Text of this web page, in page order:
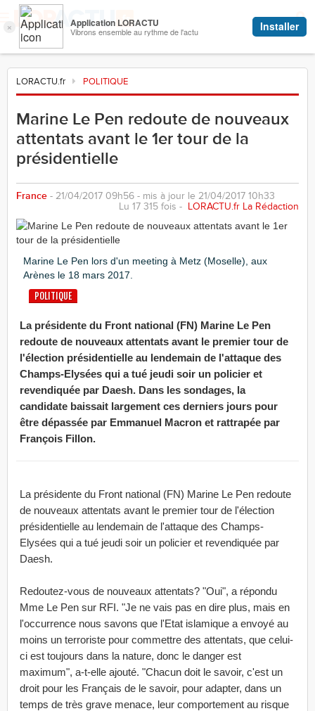
LORACTU.fr POLITIQUE
Marine Le Pen redoute de nouveaux
attentats avant le 1er tour de la
présidentielle
France - 21/04/2017 09h56 - mis à jour le 21/04/2017 10h33
Lu 17 315 fois - LORACTU.fr La Rédaction
POLITIQUE
Marine Le Pen lors d'un meeting à Metz (Moselle), aux
Arènes le 18 mars 2017.
La présidente du Front national (FN) Marine Le Pen
redoute de nouveaux attentats avant le premier tour de
l'élection présidentielle au lendemain de l'attaque des
Champs-Elysées qui a tué jeudi soir un policier et
revendiquée par Daesh. Dans les sondages, la
candidate baissait largement ces derniers jours pour
être dépassée par Emmanuel Macron et rattrapée par
François Fillon.
La présidente du Front national (FN) Marine Le Pen redoute
de nouveaux attentats avant le premier tour de l'élection
présidentielle au lendemain de l'attaque des Champs-
Elysées qui a tué jeudi soir un policier et revendiquée par
Daesh.
Redoutez-vous de nouveaux attentats? "Oui", a répondu
Mme Le Pen sur RFI. "Je ne vais pas en dire plus, mais en
l'occurrence nous savons que l'Etat islamique a envoyé au
moins un terroriste pour commettre des attentats, que celui-
ci est toujours dans la nature, donc le danger est
maximum", a-t-elle ajouté. "Chacun doit le savoir, c'est un
droit pour les Français de le savoir, pour adapter, dans un
temps de très grave menace, leur comportement au risque